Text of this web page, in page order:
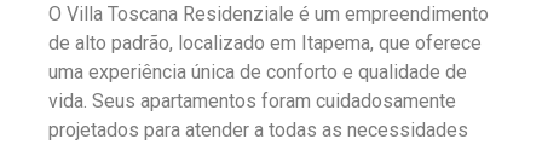
O Villa Toscana Residenziale é um empreendimento
de alto padrão, localizado em Itapema, que oferece
uma experiência única de conforto e qualidade de
vida. Seus apartamentos foram cuidadosamente
projetados para atender a todas as necessidades